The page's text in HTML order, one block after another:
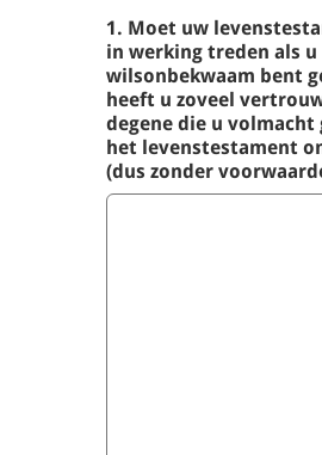
1. Moet uw
in werking treden als u
wilsonbekwaam bent
heeft u zoveel
degene die u volmacht
het levenstestament
(dus zonder